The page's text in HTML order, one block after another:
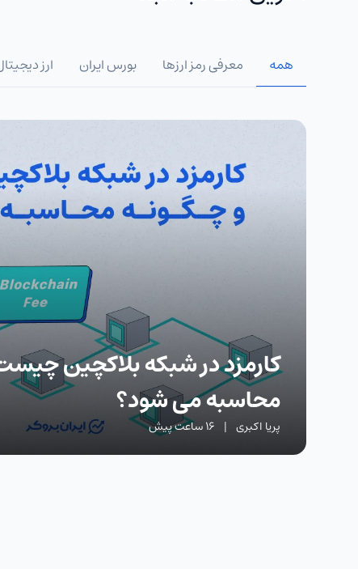
همه معرفی رمز ارزها بورس ایران ارز
کارمزد در شبکه بلاکچین
محاسبه می شود؟
پریا اکبری | 16 ساعت پیش